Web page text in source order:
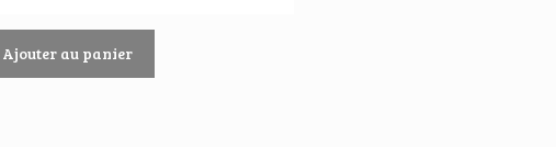
Ajouter au panier